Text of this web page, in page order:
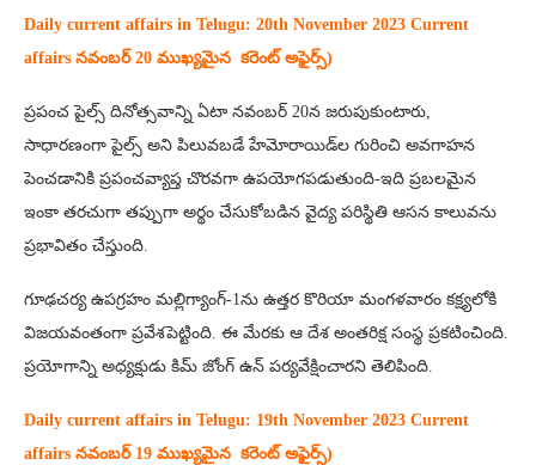
Daily current affairs in Telugu: 20th November 2023 Current
affairs నవంబర్ 20 ముఖ్యమైన కరెంట్ అఫైర్స్‌)
ప్రపంచ పైల్స్ దినోత్సవాన్ని ఏటా నవంబర్ 20న జరుపుకుంటారు,
సాధారణంగా పైల్స్ అని పిలువబడే హేమోరాయిడ్‌ల గురించి అవగాహన
పెంచడానికి ప్రపంచవ్యాప్త చొరవగా ఉపయోగపడుతుంది-ఇది ప్రబలమైన
ఇంకా తరచుగా తప్పుగా అర్థం చేసుకోబడిన వైద్య పరిస్థితి ఆసన కాలువను
ప్రభావితం చేస్తుంది.
గూఢచర్య ఉపగ్రహం మల్లిగ్యాంగ్‌-1ను ఉత్తర కొరియా మంగళవారం కక్ష్యలోకి
విజయవంతంగా ప్రవేశపెట్టింది. ఈ మేరకు ఆ దేశ అంతరిక్ష సంస్థ ప్రకటించింది.
ప్రయోగాన్ని అధ్యక్షుడు కిమ్‌ జోంగ్‌ ఉన్‌ పర్యవేక్షించారని తెలిపింది.
Daily current affairs in Telugu: 19th November 2023 Current
affairs నవంబర్ 19 ముఖ్యమైన కరెంట్ అఫైర్స్‌)